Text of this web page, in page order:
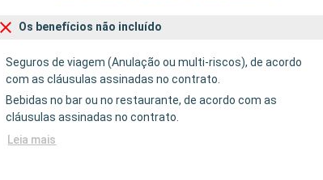
Os benefícios não incluído
Seguros de viagem (Anulação ou multi-riscos), de acordo
com as cláusulas assinadas no contrato.
Bebidas no bar ou no restaurante, de acordo com as
cláusulas assinadas no contrato.
Leia mais